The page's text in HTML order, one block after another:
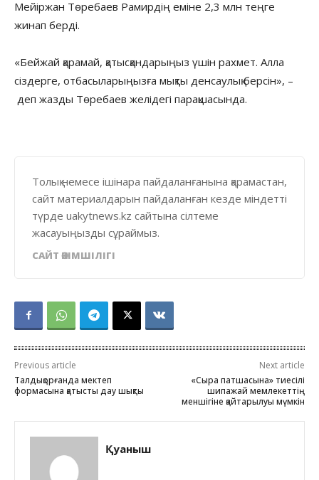
Мейіржан Төребаев Рамирдің еміне 2,3 млн теңге
жинап берді.
«Бейжай қарамай, қатысқандарыңыз үшін рахмет. Алла
сіздерге, отбасыларыңызға мықты денсаулық берсін», –
деп жазды Төребаев желідегі парақшасында.
Толық немесе ішінара пайдаланғанына қарамастан,
сайт материалдарын пайдаланған кезде міндетті
түрде uakytnews.kz сайтына сілтеме
жасауыңызды сұраймыз.
САЙТ ӘКІМШІЛІГІ
Previous article
Талдықорғанда мектеп
формасына қатысты дау шықты
Next article
«Сыра патшасына» тиесілі
шипажай мемлекеттің
меншігіне қайтарылуы мүмкін
Қуаныш